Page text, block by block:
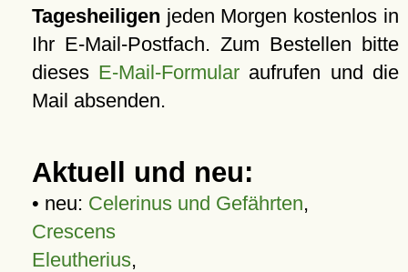
Tagesheiligen jeden Morgen kostenlos in
Ihr E-Mail-Postfach. Zum Bestellen bitte
dieses E-Mail-Formular aufrufen und die
Mail absenden.
Aktuell und neu:
• neu: Celerinus und Gefährten,
Crescens
Eleutherius,